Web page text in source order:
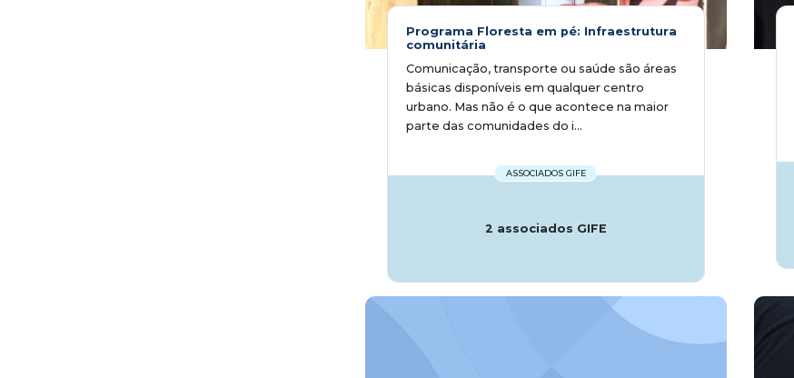
Programa Floresta em pé: Infraestrutura
comunitária
Comunicação, transporte ou saúde são áreas
básicas disponíveis em qualquer centro
urbano. Mas não é o que acontece na maior
parte das comunidades do i...
ASSOCIADOS GIFE
2 associados GIFE